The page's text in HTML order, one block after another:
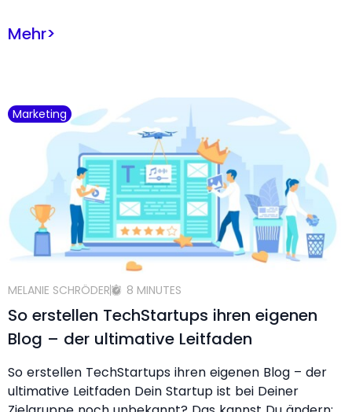
Mehr>
Marketing
MELANIE SCHRÖDER 8 MINUTES
So erstellen TechStartups ihren eigenen
Blog – der ultimative Leitfaden
So erstellen TechStartups ihren eigenen Blog – der
ultimative Leitfaden Dein Startup ist bei Deiner